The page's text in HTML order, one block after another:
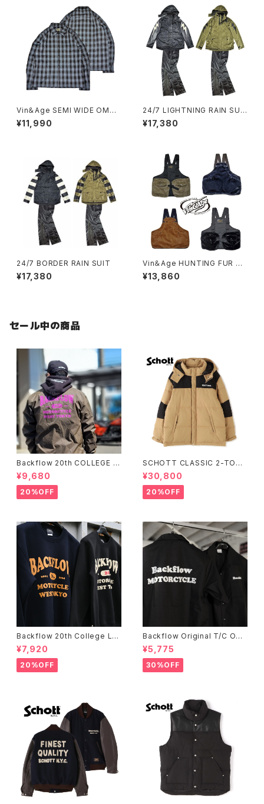
Vin＆Age SEMI WIDE OMBR
E CHECK SHIRT
¥11,990
24/7 LIGHTNING RAIN SUI
T
¥17,380
24/7 BORDER RAIN SUIT
¥17,380
Vin＆Age HUNTING FUR VE
ST
¥13,860
セール中の商品
Backflow 20th COLLEGE C
OACH JACKET
¥9,680
20%OFF
SCHOTT CLASSIC 2-TONE
DOWN JACKET
¥30,800
20%OFF
Backflow 20th College Lo
go T/C Sweat
¥7,920
20%OFF
Backflow Original T/C Ope
n Collar S/S Work Shirt
¥5,775
30%OFF